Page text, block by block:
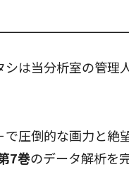
シは当分析室の管理
圧倒的な画力と絶
7巻のデータ解析を